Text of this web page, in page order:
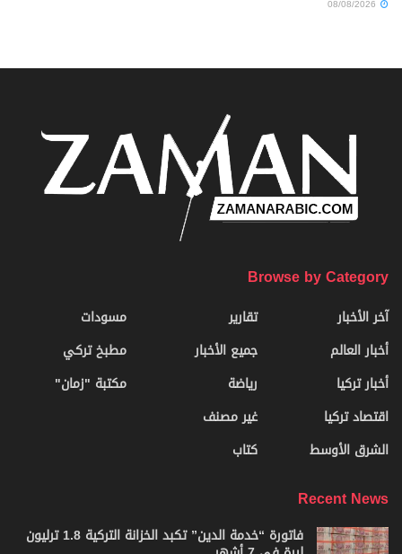
Browse by Category
آخر الأخبار
أخبار العالم
أخبار تركيا
اقتصاد تركيا
الشرق الأوسط
تقارير
جميع الأخبار
رياضة
غير مصنف
كتاب
مسودات
مطبخ تركي
مكتبة "زمان"
Recent News
فاتورة “خدمة الدين” تكبد الخزانة التركية 1.8 ترليون